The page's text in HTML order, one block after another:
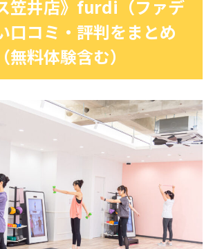
笠井店》furdi（ファデ
口コミ・評判をまとめ
無料体験含む）